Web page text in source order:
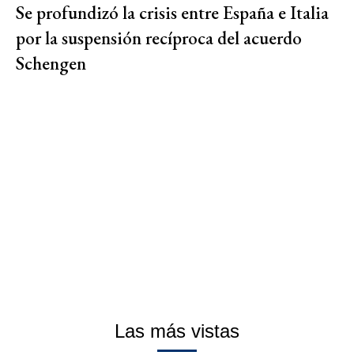
Se profundizó la crisis entre España e Italia
por la suspensión recíproca del acuerdo
Schengen
Las más vistas